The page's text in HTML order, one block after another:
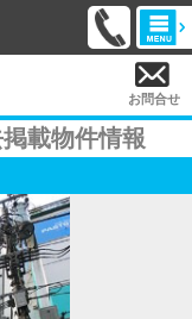
お問合せ
載物件情報